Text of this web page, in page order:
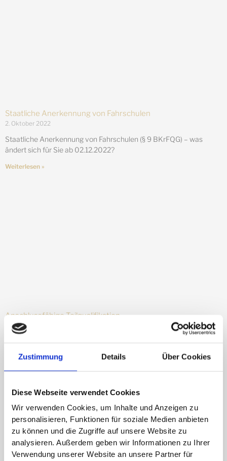
Zustimmung Details Über Cookies
Diese Webseite verwendet Cookies
Wir verwenden Cookies, um Inhalte und Anzeigen zu
personalisieren, Funktionen für soziale Medien anbieten
zu können und die Zugriffe auf unsere Website zu
analysieren. Außerdem geben wir Informationen zu Ihrer
Verwendung unserer Website an unsere Partner für
Staatliche Anerkennung von Fahrschulen
2. Oktober 2022
Staatliche Anerkennung von Fahrschulen (§ 9 BKrFQG) – was
ändert sich für Sie ab 02.12.2022?
Weiterlesen »
Anschlussfähige Teilqualifikation
26. September 2022
lauter. Jedoch sind Fachkräfte rar und eine Qualifizierung häufig ein
langwieriger Prozess. Eine Alternative ist